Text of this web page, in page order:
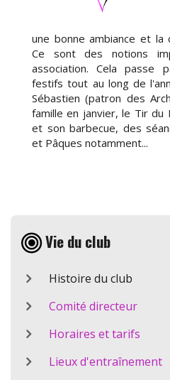
une bonne ambiance et la
Ce sont des notions
association. Cela passe
festifs tout au long de
Sébastien (patron des
famille en janvier, le Tir du
et son barbecue, des
et Pâques notamment...
Vie du club
Histoire du club
Comité directeur
Horaires et tarifs
Lieux d'entraînement